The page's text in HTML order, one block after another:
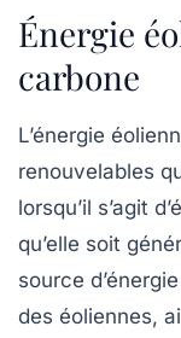
Énergie
carbone
L’énergie
renouvelables
lorsqu’il s’agit
qu’elle soit
source
des éoliennes,